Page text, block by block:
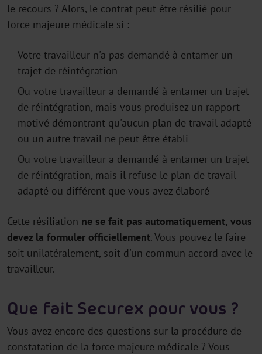
le recours ? Alors, le contrat peut être résilié pour
force majeure médicale si :
Votre travailleur n'a pas demandé à entamer un
trajet de réintégration
Ou votre travailleur a demandé à entamer un trajet
de réintégration, mais vous produisez un rapport
motivé démontrant qu'aucun plan de travail adapté
ou un autre travail ne peut être établi
Ou votre travailleur a demandé à entamer un trajet
de réintégration, mais il refuse le plan de travail
adapté ou différent que vous avez élaboré
Cette résiliation ne se fait pas automatiquement, vous
devez la formuler officiellement. Vous pouvez le faire
soit unilatéralement, soit d'un commun accord avec le
travailleur.
Que fait Securex pour vous ?
Vous avez encore des questions sur la procédure de
constatation de la force majeure médicale ? Vous